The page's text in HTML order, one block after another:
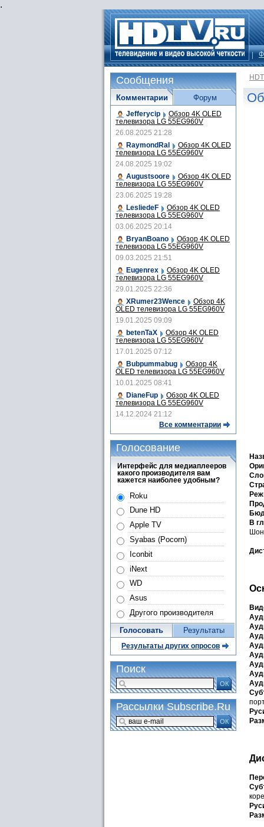
.
В
Шон
Сообщения
Комментарии
Jefferycip Обзор 4K OLED
телевизора LG 55EG960V
26.08.2025 21:28
RaymondRal
Обзор 4K OLED
телевизора LG 55EG960V
24.08.2025 19:02
Augustsoore
Обзор 4K OLED
телевизора LG 55EG960V
23.06.2025 19:28
LesliedeF
Обзор 4K OLED
телевизора LG 55EG960V
03.06.2025 20:14
BryanBoano
Обзор 4K OLED
телевизора LG 55EG960V
09.03.2025 21:51
Eugenrex
Обзор 4K OLED
телевизора LG 55EG960V
29.01.2025 22:36
XRumer23Wence
Обзор 4K
OLED телевизора LG 55EG960V
19.01.2025 09:09
betenTaX
Обзор 4K OLED
телевизора LG 55EG960V
17.01.2025 07:12
Bubpummabug
Обзор 4K
OLED телевизора LG 55EG960V
10.01.2025 08:41
DianeFup
Обзор 4K OLED
телевизора LG 55EG960V
14.12.2024 21:12
Все комментарии
Форум
Голосование
Интерфейс для медиаплееров
какого производителя вам
кажется наиболее удобным?
Roku
Dune HD
Apple TV
Syabas (Pocorn)
Iconbit
iNext
WD
Asus
Другого производителя
Голосовать Результаты
Результаты других опросов
Поиск
ОК
Рассылки Subscribe.Ru
ОК